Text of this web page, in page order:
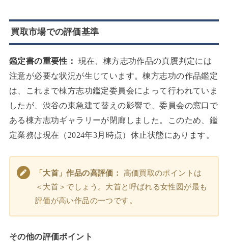
買取市場での評価基準
鑑定書の重要性： 現在、棟方志功作品の真贋判定には
注意が必要な状況が生じています。棟方志功の作品鑑定
は、これまで棟方志功鑑定委員会によって行われていま
したが、渋谷の東急建て替えの影響で、委員会の窓口で
ある棟方志功ギャラリーが閉廊しました。このため、鑑
定業務は現在（2024年3月時点）休止状態にあります。
「大首」作品の高評価：
高価買取のポイントは
＜大首＞でしょう。大首と呼ばれる女性図が最も
評価が高い作品の一つです。
その他の評価ポイント